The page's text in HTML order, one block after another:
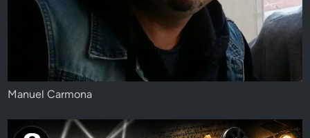
Manuel Carmona